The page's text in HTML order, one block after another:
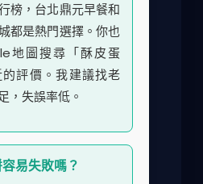
榜，台北鼎元早餐和
都是熱門選擇。你也
地圖搜尋「酥皮蛋
評價。我建議找老
，失誤率低。
易失敗嗎？